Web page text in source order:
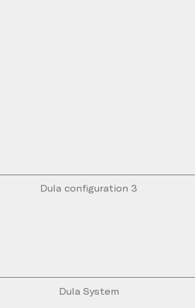
Dula configuration 3
Dula System